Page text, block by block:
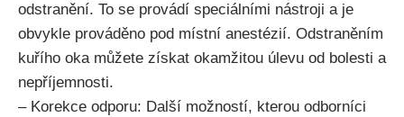
odstranění. To‍ se provádí speciálními nástroji a je
⁤obvykle prováděno pod ⁣místní anestézií. Odstraněním
kuřího oka můžete získat okamžitou ⁤úlevu od bolesti a
nepříjemnosti.
– Korekce⁤ odporu: Další možností, kterou odborníci